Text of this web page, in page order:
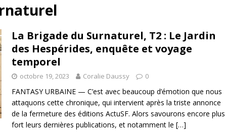
La Brigade du Surnaturel, T2 : Le Jardin
des Hespérides, enquête et voyage
temporel
octobre 19, 2023 Coralie Daussy 0
FANTASY URBAINE — C’est avec beaucoup d’émotion que nous
attaquons cette chronique, qui intervient après la triste annonce
de la fermeture des éditions ActuSF. Alors savourons encore plus
fort leurs dernières publications, et notamment le […]